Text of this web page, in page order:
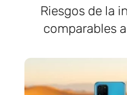
Riesgos de la
comparables